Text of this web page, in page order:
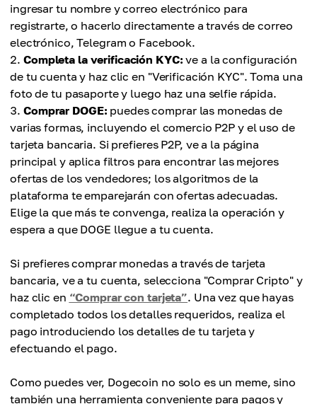
ingresar tu nombre y correo electrónico para
registrarte, o hacerlo directamente a través de correo
electrónico, Telegram o Facebook.
Completa la verificación KYC: ve a la configuración
de tu cuenta y haz clic en "Verificación KYC". Toma una
foto de tu pasaporte y luego haz una selfie rápida.
Comprar DOGE: puedes comprar las monedas de
varias formas, incluyendo el comercio P2P y el uso de
tarjeta bancaria. Si prefieres P2P, ve a la página
principal y aplica filtros para encontrar las mejores
ofertas de los vendedores; los algoritmos de la
plataforma te emparejarán con ofertas adecuadas.
Elige la que más te convenga, realiza la operación y
espera a que DOGE llegue a tu cuenta.
Si prefieres comprar monedas a través de tarjeta
bancaria, ve a tu cuenta, selecciona "Comprar Cripto" y
haz clic en “Comprar con tarjeta”. Una vez que hayas
completado todos los detalles requeridos, realiza el
pago introduciendo los detalles de tu tarjeta y
efectuando el pago.
Como puedes ver, Dogecoin no solo es un meme, sino
también una herramienta conveniente para pagos y